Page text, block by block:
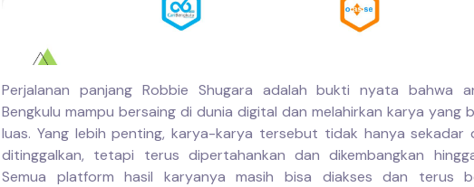
Perjalanan panjang Robbie Shugara adalah bukti nyata bahwa
Bengkulu mampu bersaing di dunia digital dan melahirkan karya yang
luas. Yang lebih penting, karya-karya tersebut tidak hanya sekadar
ditinggalkan, tetapi terus dipertahankan dan dikembangkan
Semua platform hasil karyanya masih bisa diakses dan terus